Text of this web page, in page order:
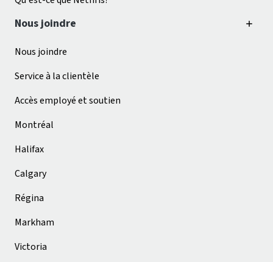
Nous joindre
Nous joindre
Service à la clientèle
Accès employé et soutien
Montréal
Halifax
Calgary
Régina
Markham
Victoria